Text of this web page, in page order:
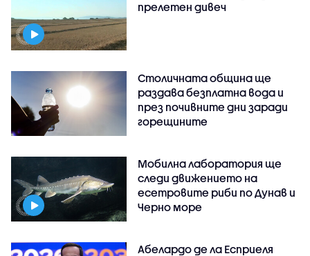
прелетен дивеч
Столичната община ще
раздава безплатна вода и
през почивните дни заради
горещините
Мобилна лаборатория ще
следи движението на
есетровите риби по Дунав и
Черно море
Абелардо де ла Есприеля